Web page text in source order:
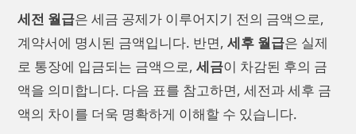
세전 월급은 세금 공제가 이루어지기 전의 금액으로,
계약서에 명시된 금액입니다. 반면, 세후 월급은 실제
로 통장에 입금되는 금액으로, 세금이 차감된 후의 금
액을 의미합니다. 다음 표를 참고하면, 세전과 세후 금
액의 차이를 더욱 명확하게 이해할 수 있습니다.